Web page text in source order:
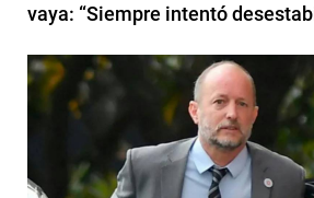
vaya: “Siempre intentó